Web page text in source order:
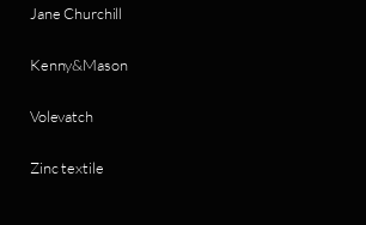
Jane Churchill
Kenny&Mason
Volevatch
Zinc textile